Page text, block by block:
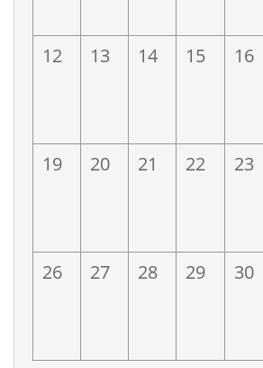
12 13 14 15 16
19 20 21 22 23
26 27 28 29 30